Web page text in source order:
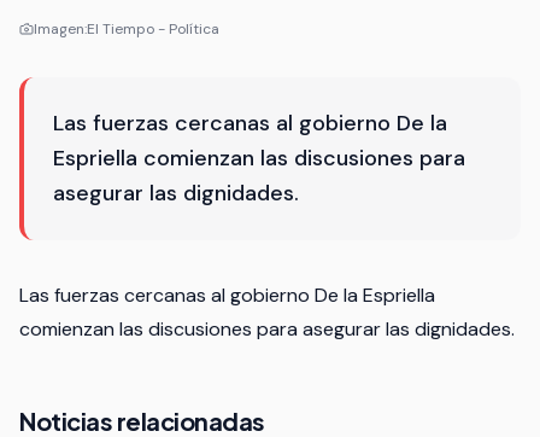
Imagen:El Tiempo - Política
Las fuerzas cercanas al gobierno De la
Espriella comienzan las discusiones para
asegurar las dignidades.
Las fuerzas cercanas al gobierno De la Espriella
comienzan las discusiones para asegurar las dignidades.
Noticias relacionadas